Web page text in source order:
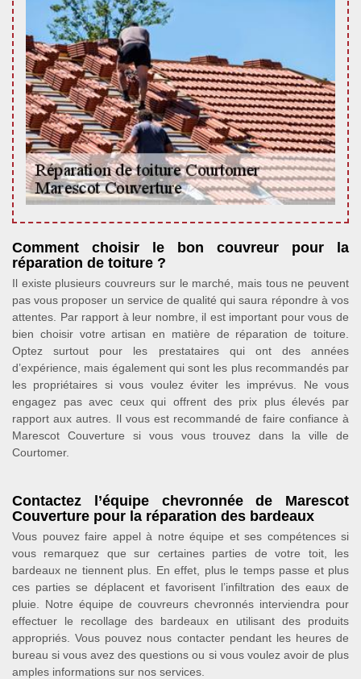
Comment choisir le bon couvreur pour la
réparation de toiture ?
Il existe plusieurs couvreurs sur le marché, mais tous ne peuvent
pas vous proposer un service de qualité qui saura répondre à vos
attentes. Par rapport à leur nombre, il est important pour vous de
bien choisir votre artisan en matière de réparation de toiture.
Optez surtout pour les prestataires qui ont des années
d’expérience, mais également qui sont les plus recommandés par
les propriétaires si vous voulez éviter les imprévus. Ne vous
engagez pas avec ceux qui offrent des prix plus élevés par
rapport aux autres. Il vous est recommandé de faire confiance à
Marescot Couverture si vous vous trouvez dans la ville de
Courtomer.
Contactez l’équipe chevronnée de Marescot
Couverture pour la réparation des bardeaux
Vous pouvez faire appel à notre équipe et ses compétences si
vous remarquez que sur certaines parties de votre toit, les
bardeaux ne tiennent plus. En effet, plus le temps passe et plus
ces parties se déplacent et favorisent l’infiltration des eaux de
pluie. Notre équipe de couvreurs chevronnés interviendra pour
effectuer le recollage des bardeaux en utilisant des produits
appropriés. Vous pouvez nous contacter pendant les heures de
bureau si vous avez des questions ou si vous voulez avoir de plus
amples informations sur nos services.